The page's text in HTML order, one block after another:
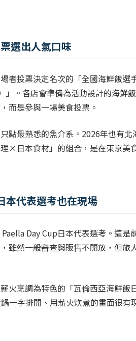
選出人氣口味
者投票決定名次的「全國海鮮飯選
」。各店會準備為活動設計的海鮮
而是參與一場美食投票。
點最熟悉的魚介系。2026年也有
×日本食材」的組合，是在東京美
代表選考也在現場
Day Cup日本代表選考。這是
雖然一般審查與販售不開放，但旅
火烹調為特色的「瓦倫西亞海鮮飯
一字排開、用薪火炊煮的畫面很